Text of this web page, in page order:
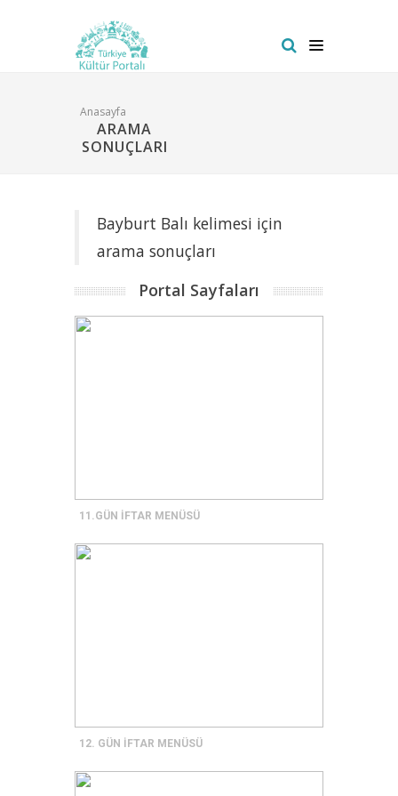
Anasayfa
ARAMA
SONUÇLARI
Bayburt Balı kelimesi için
arama sonuçları
Portal Sayfaları
11.GÜN İFTAR MENÜSÜ
12. GÜN İFTAR MENÜSÜ